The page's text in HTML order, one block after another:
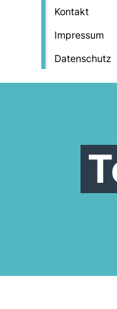
Kontakt
Impressum
Datenschutz